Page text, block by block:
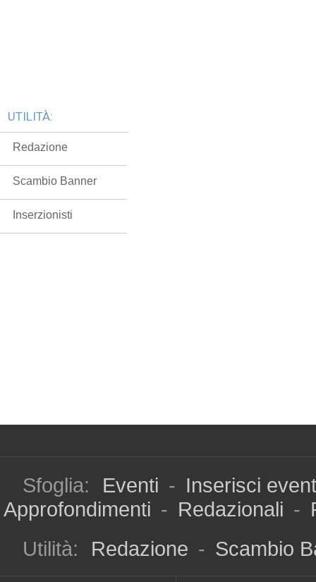
UTILITÀ:
Redazione
Scambio Banner
Inserzionisti
Sfoglia: Eventi - Inserisci
Approfondimenti - Redazionali -
Utilità:
Redazione - Scambio